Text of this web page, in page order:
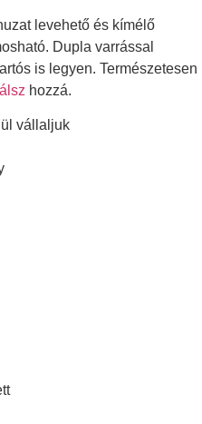
levehető és kímélő
Dupla varrással
is legyen. Természetesen
hozzá.
vállaljuk